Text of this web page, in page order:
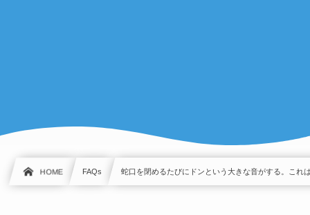
HOME FAQs 蛇口を閉めるたびにドンという大きな音がする。これ